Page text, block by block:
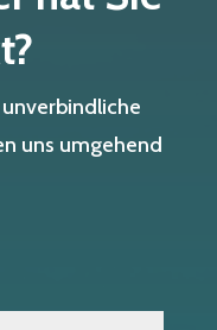
uns umgehend